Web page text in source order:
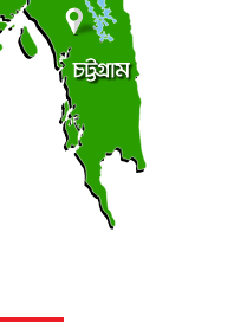
টাকা সরকারি
দিবস, শহীদ